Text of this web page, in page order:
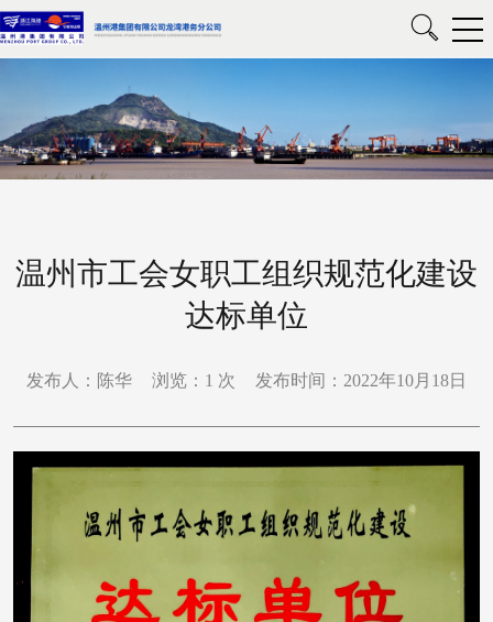
温州市工会女职工组织规范化建设
达标单位
发布人：陈华 浏览： 1 次 发布时间：2022年10月18日